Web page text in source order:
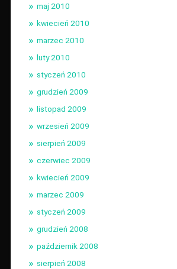
maj 2010
kwiecień 2010
marzec 2010
luty 2010
styczeń 2010
grudzień 2009
listopad 2009
wrzesień 2009
sierpień 2009
czerwiec 2009
kwiecień 2009
marzec 2009
styczeń 2009
grudzień 2008
październik 2008
sierpień 2008